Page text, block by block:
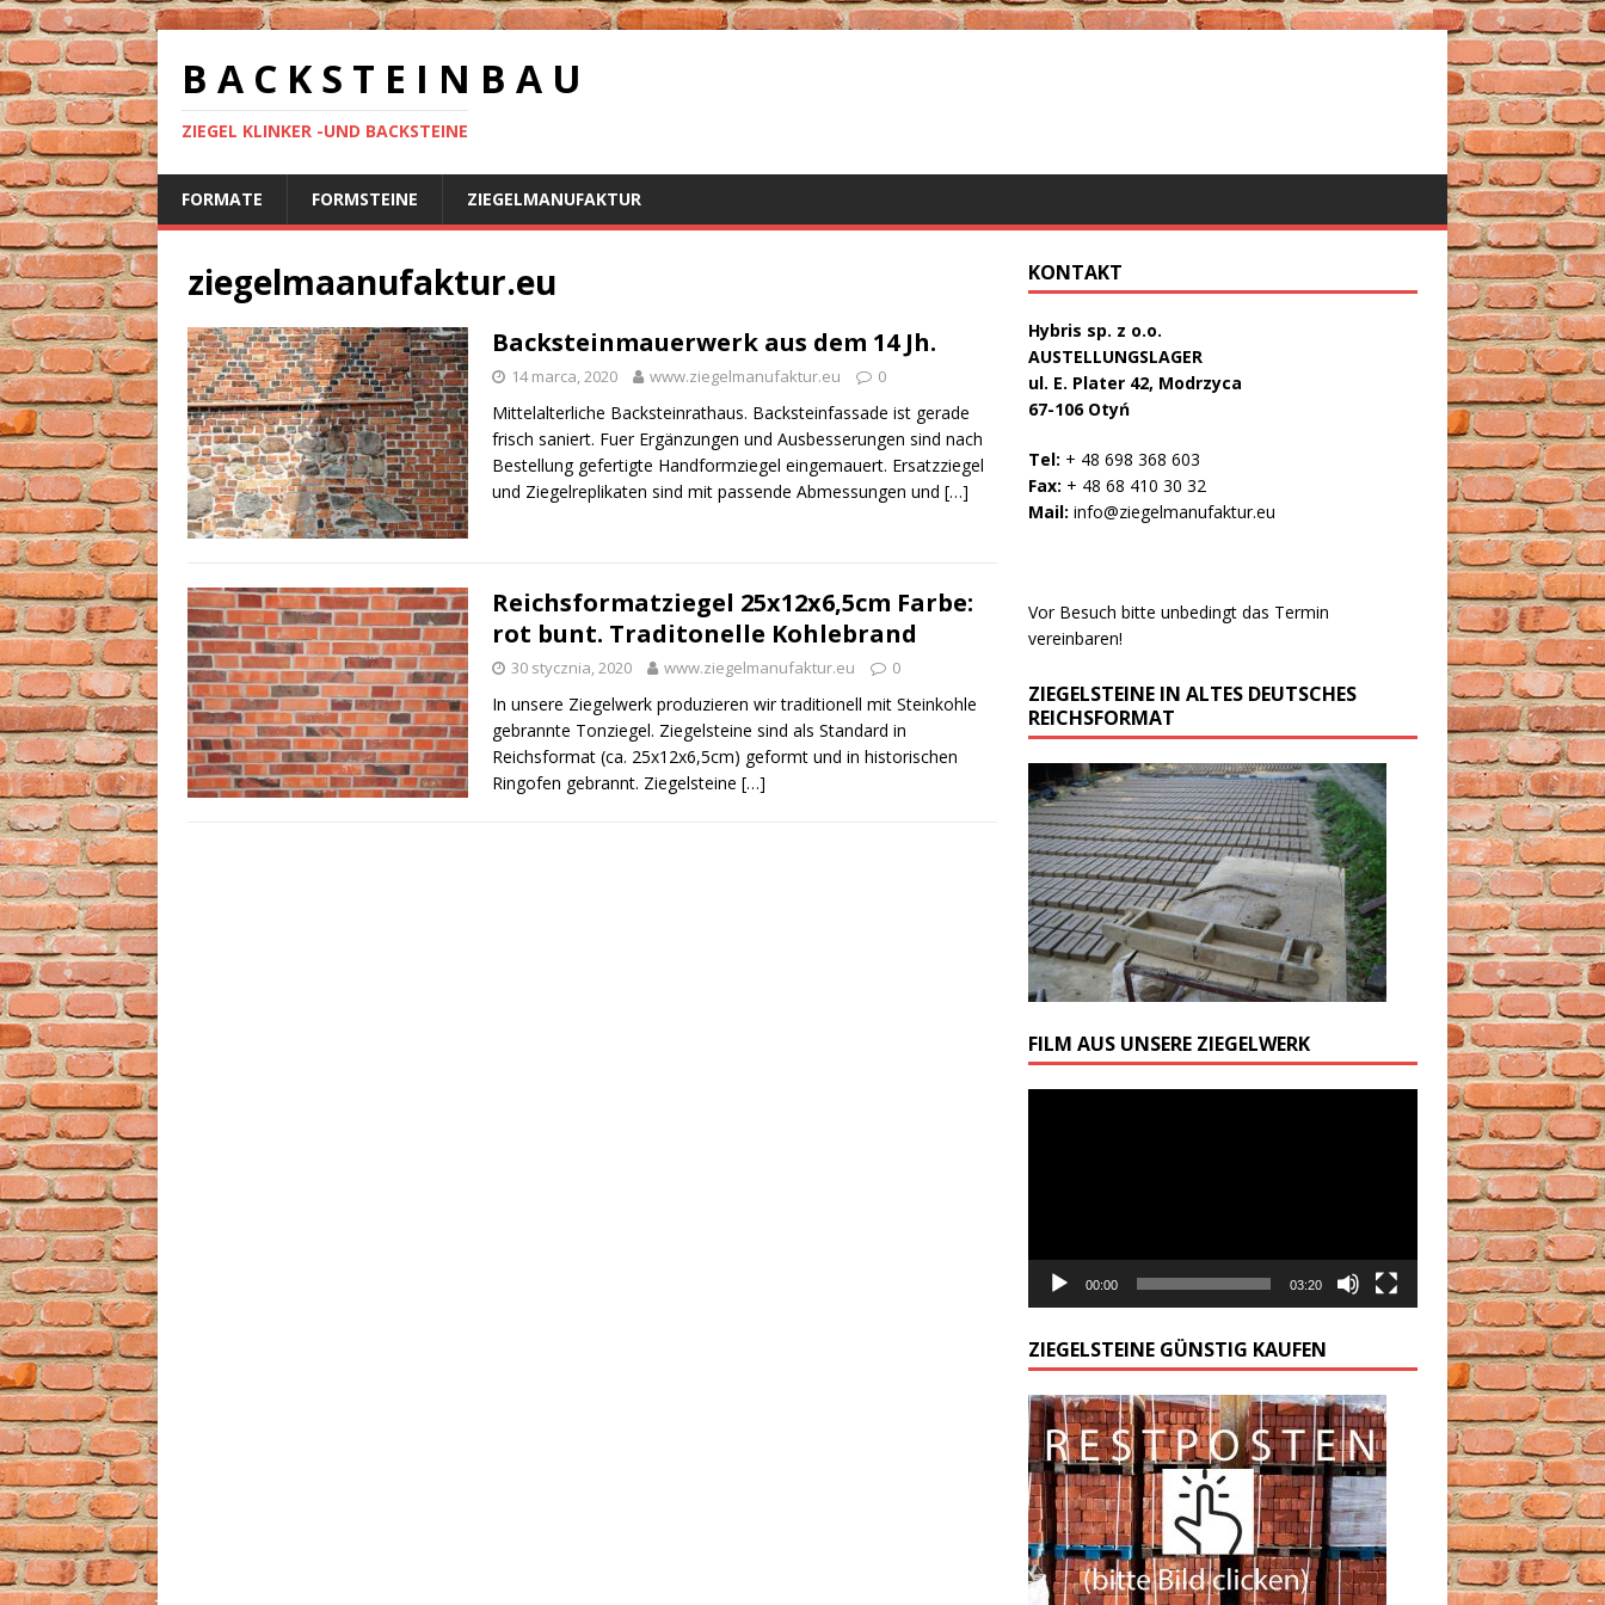
B A C K S T E I N B A U
ZIEGEL KLINKER -UND BACKSTEINE
FORMATE FORMSTEINE ZIEGELMANUFAKTUR
ziegelmaanufaktur.eu
Backsteinmauerwerk aus dem 14 Jh.
14 marca, 2020 www.ziegelmanufaktur.eu 0
Mittelalterliche Backsteinrathaus. Backsteinfassade ist gerade
frisch saniert. Fuer Ergänzungen und Ausbesserungen sind nach
Bestellung gefertigte Handformziegel eingemauert. Ersatzziegel
und Ziegelreplikaten sind mit passende Abmessungen und […]
Reichsformatziegel 25x12x6,5cm Farbe:
rot bunt. Traditonelle Kohlebrand
30 stycznia, 2020 www.ziegelmanufaktur.eu 0
In unsere Ziegelwerk produzieren wir traditionell mit Steinkohle
gebrannte Tonziegel. Ziegelsteine sind als Standard in
Reichsformat (ca. 25x12x6,5cm) geformt und in historischen
Ringofen gebrannt. Ziegelsteine […]
KONTAKT
Hybris sp. z o.o.
AUSTELLUNGSLAGER
ul. E. Plater 42, Modrzyca
67-106 Otyń
Tel: + 48 698 368 603
Fax: + 48 68 410 30 32
Mail: info@ziegelmanufaktur.eu
Vor Besuch bitte unbedingt das Termin
vereinbaren!
ZIEGELSTEINE IN ALTES DEUTSCHES
REICHSFORMAT
FILM AUS UNSERE ZIEGELWERK
00:00 03:20
ZIEGELSTEINE GÜNSTIG KAUFEN